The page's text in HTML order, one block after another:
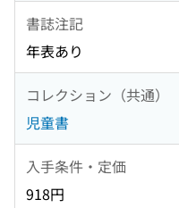
書誌注記
年表あり
コレクション（共通）
児童書
入手条件・定価
918円